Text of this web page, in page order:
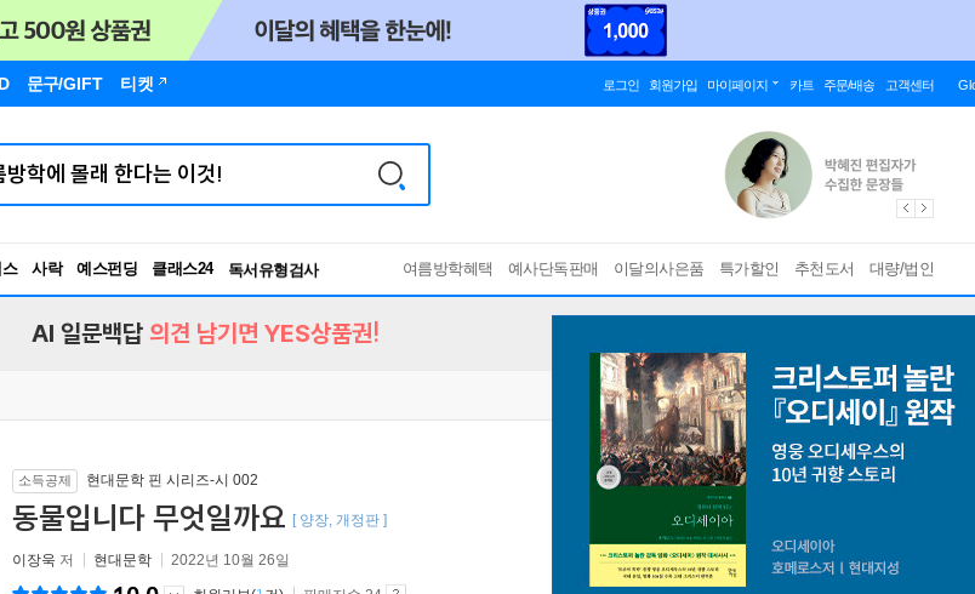
문구/GIFT 티켓 로그인 회원가입 마이페이지 카트 주문/배송 고객센터
사락 예스펀딩 클래스24
독서유형검사
RBTI Lab
여름방학혜택 예사단독판매 이달의사은품 특가할인 추천도서 대량/법인
AI 일문백답 의견 남기면 YES상품권!
소득공제 현대문학 핀 시리즈-시 002
동물입니다 무엇일까요 [ 양장, 개정판 ]
이장욱 저 현대문학 2022년 10월 26일